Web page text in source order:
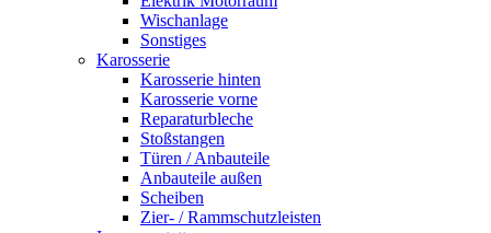
Wischanlage
Sonstiges
Karosserie
Karosserie hinten
Karosserie vorne
Reparaturbleche
Stoßstangen
Türen / Anbauteile
Anbauteile außen
Scheiben
Zier- / Rammschutzleisten